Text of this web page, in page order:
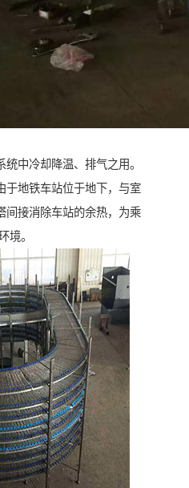
中冷却降温、排气之用。
于地铁车站位于地下，与室
间接消除车站的余热，为乘
境。